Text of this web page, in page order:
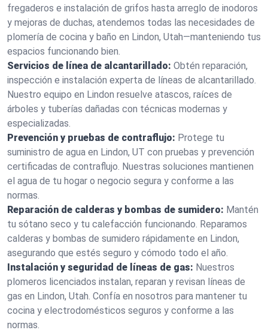
fregaderos e instalación de grifos hasta arreglo de inodoros
y mejoras de duchas, atendemos todas las necesidades de
plomería de cocina y baño en Lindon, Utah—manteniendo tus
espacios funcionando bien.
Servicios de línea de alcantarillado: Obtén reparación,
inspección e instalación experta de líneas de alcantarillado.
Nuestro equipo en Lindon resuelve atascos, raíces de
árboles y tuberías dañadas con técnicas modernas y
especializadas.
Prevención y pruebas de contraflujo: Protege tu
suministro de agua en Lindon, UT con pruebas y prevención
certificadas de contraflujo. Nuestras soluciones mantienen
el agua de tu hogar o negocio segura y conforme a las
normas.
Reparación de calderas y bombas de sumidero: Mantén
tu sótano seco y tu calefacción funcionando. Reparamos
calderas y bombas de sumidero rápidamente en Lindon,
asegurando que estés seguro y cómodo todo el año.
Instalación y seguridad de líneas de gas: Nuestros
plomeros licenciados instalan, reparan y revisan líneas de
gas en Lindon, Utah. Confía en nosotros para mantener tu
cocina y electrodomésticos seguros y conforme a las
normas.